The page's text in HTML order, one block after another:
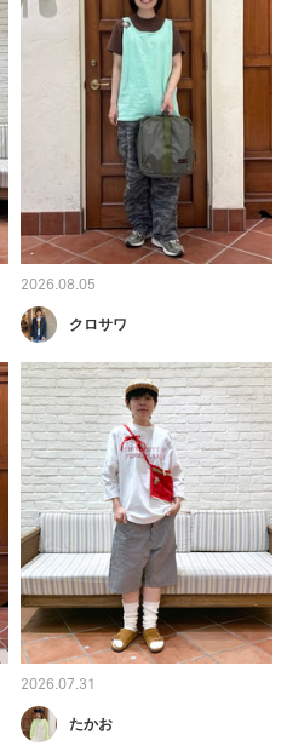
2026.08.05
クロサワ
2026.07.31
たかお